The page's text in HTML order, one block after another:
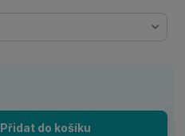
Přidat do košíku